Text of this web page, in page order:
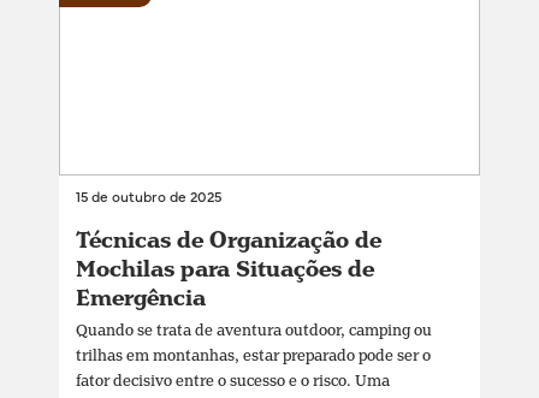
15 de outubro de 2025
Técnicas de Organização de
Mochilas para Situações de
Emergência
Quando se trata de aventura outdoor, camping ou
trilhas em montanhas, estar preparado pode ser o
fator decisivo entre o sucesso e o risco. Uma